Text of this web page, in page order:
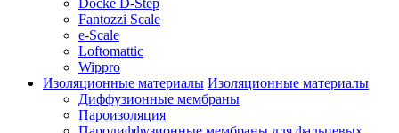
Docke D-Step
Fantozzi Scale
e-Scale
Loftomattic
Wippro
Изоляционные материалы Изоляционные материалы
Диффузионные мембраны
Пароизоляция